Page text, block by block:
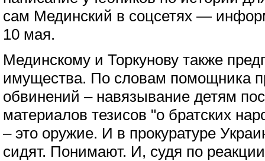
сам Мединский в соцсетях —
10 мая.
Мединскому и Торкунову также
имущества. По словам помощника
обвинений – навязывание детям
материалов тезисов "о братских
– это оружие. И в прокуратуре
сидят. Понимают. И, судя по